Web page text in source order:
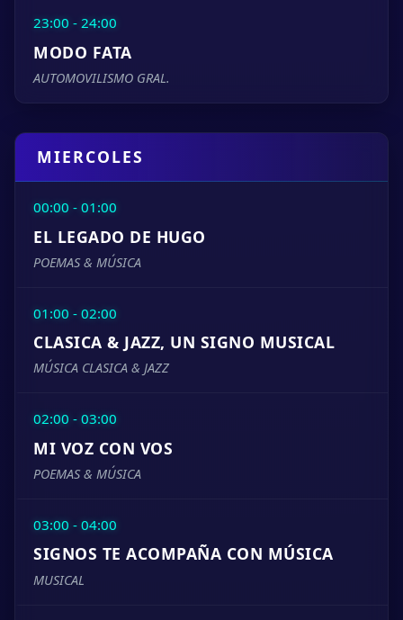
23:00 - 24:00
MODO FATA
AUTOMOVILISMO GRAL.
MIERCOLES
00:00 - 01:00
EL LEGADO DE HUGO
POEMAS & MÚSICA
01:00 - 02:00
CLASICA & JAZZ, UN SIGNO MUSICAL
MÚSICA CLASICA & JAZZ
02:00 - 03:00
MI VOZ CON VOS
POEMAS & MÚSICA
03:00 - 04:00
SIGNOS TE ACOMPAÑA CON MÚSICA
MUSICAL